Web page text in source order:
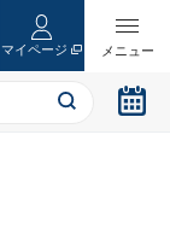
マイページ